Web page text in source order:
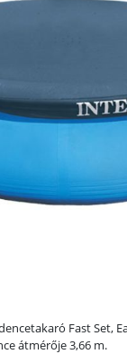
Fast Set,
átmérője 3,66 m.